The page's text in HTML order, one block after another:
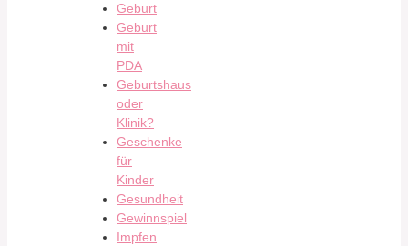
Geburt
Geburt
mit
PDA
Geburtshaus
oder
Klinik?
Geschenke
für
Kinder
Gesundheit
Gewinnspiel
Impfen